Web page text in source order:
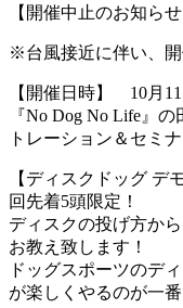
【開催中止のお知らせ
※台風接近に伴い、開
【開催日時】 10月
『No Dog No Life』
トレーション＆セミ
【ディスクドッグ
回先着5頭限定！
ディスクの投げ方か
お教え致します！
ドッグスポーツのデ
が楽しくやるのが一